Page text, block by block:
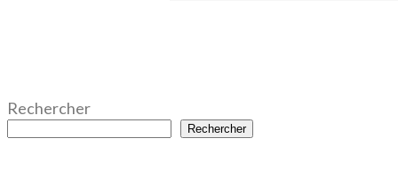
Rechercher
Rechercher